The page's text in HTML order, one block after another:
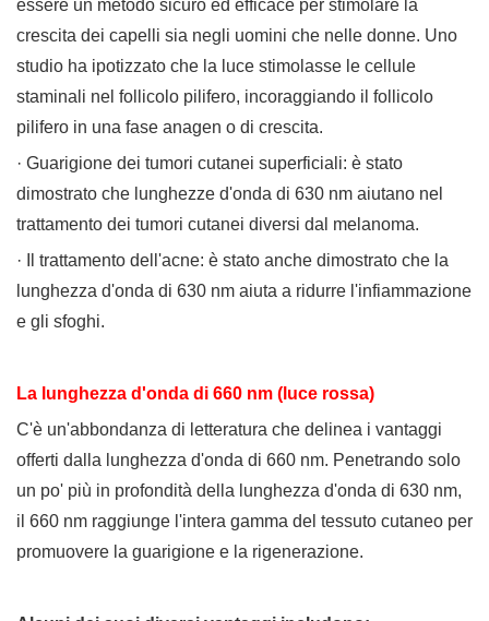
essere un metodo sicuro ed efficace per stimolare la
crescita dei capelli sia negli uomini che nelle donne. Uno
studio ha ipotizzato che la luce stimolasse le cellule
staminali nel follicolo pilifero, incoraggiando il follicolo
pilifero in una fase anagen o di crescita.
· Guarigione dei tumori cutanei superficiali: è stato
dimostrato che lunghezze d'onda di 630 nm aiutano nel
trattamento dei tumori cutanei diversi dal melanoma.
· Il trattamento dell'acne: è stato anche dimostrato che la
lunghezza d'onda di 630 nm aiuta a ridurre l'infiammazione
e gli sfoghi.
La lunghezza d'onda di 660 nm (luce rossa)
C'è un'abbondanza di letteratura che delinea i vantaggi
offerti dalla lunghezza d'onda di 660 nm. Penetrando solo
un po' più in profondità della lunghezza d'onda di 630 nm,
il 660 nm raggiunge l'intera gamma del tessuto cutaneo per
promuovere la guarigione e la rigenerazione.